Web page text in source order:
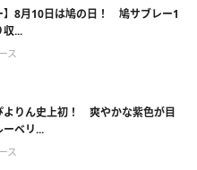
】8月10日は鳩の日！ 鳩サブレー1
収...
ス
よりん史上初！ 爽やかな紫色が目
ーベリ...
ス